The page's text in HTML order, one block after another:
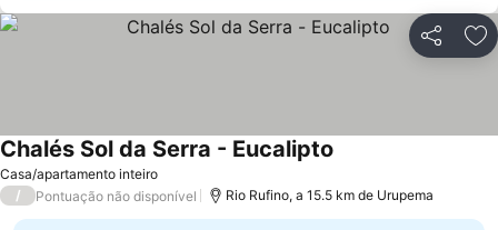
Partilhar
Casa/apartamento inteiro
Chalés Sol da Serra - Eucalipto
/ Pontuação não disponível Rio Rufino, a 15.5 km de Urupema